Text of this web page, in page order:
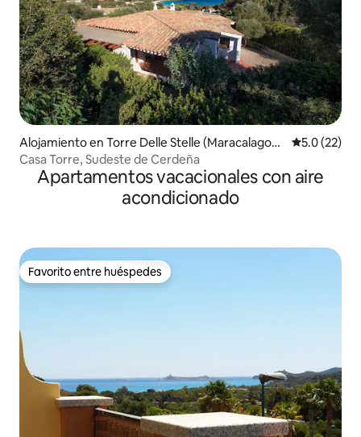
Alojamiento en Torre Delle Stelle (Maracalagoni
s)
Calificación
5.0 (22)
Casa Torre, Sudeste de Cerdeña
Apartamentos vacacionales con aire
acondicionado
Favorito entre huéspedes
Favorito entre huéspedes